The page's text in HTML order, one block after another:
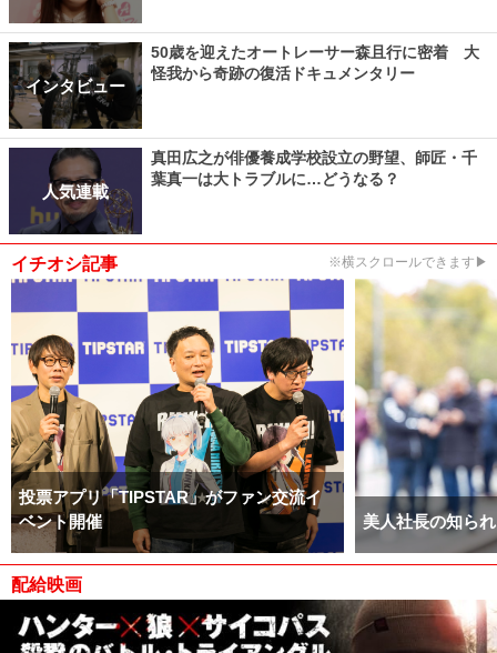
インタビュー
50歳を迎えたオートレーサー森且行に密着 大
怪我から奇跡の復活ドキュメンタリー
人気連載
真田広之が俳優養成学校設立の野望、師匠・千
葉真一は大トラブルに…どうなる？
イチオシ記事 ※横スクロールできます▶
投票アプリ「TIPSTAR」がファン交流イ
ベント開催
美人社長の知ら
配給映画